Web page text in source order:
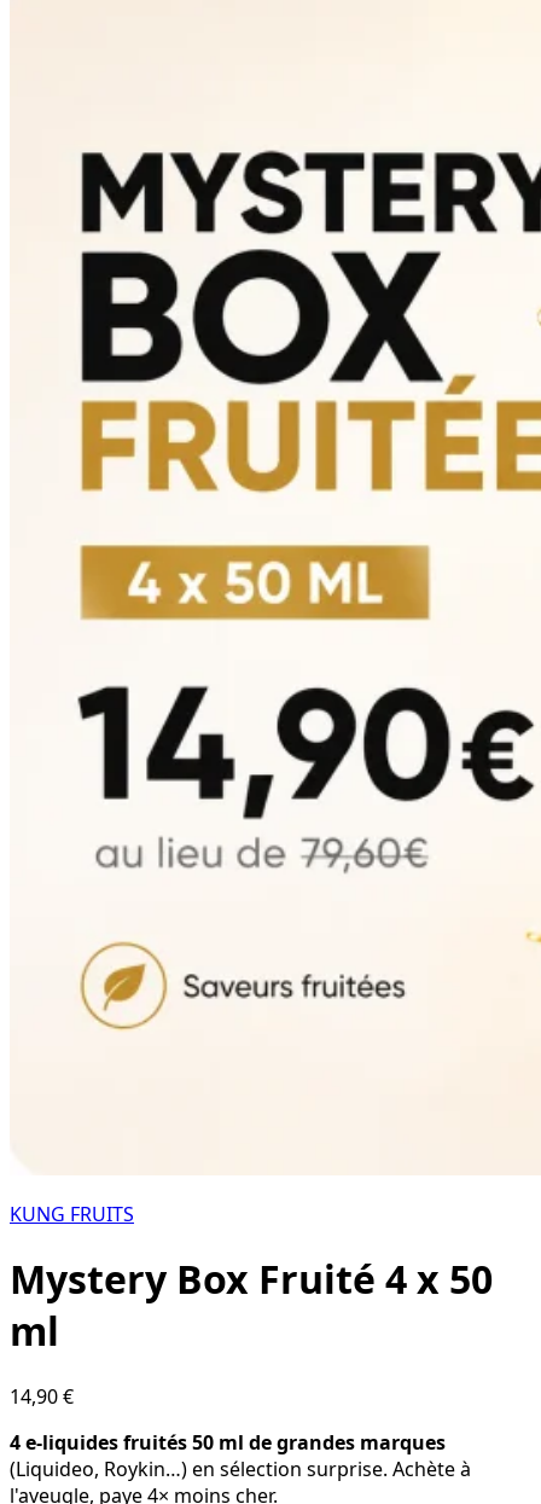
KUNG FRUITS
Mystery Box Fruité 4 x 50
ml
14,90 €
4 e-liquides fruités 50 ml de grandes marques
(Liquideo, Roykin…) en sélection surprise. Achète à
l'aveugle, paye 4× moins cher.